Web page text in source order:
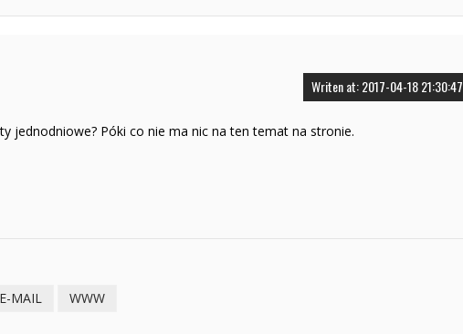
Writen at: 2017-04-18 21:30:47
jednodniowe? Póki co nie ma nic na ten temat na stronie.
E-MAIL WWW